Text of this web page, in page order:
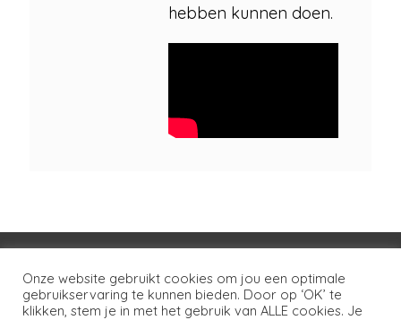
hebben kunnen doen.
Voorwaarden Huisregels
Privacybeleid
Disclaimer
Over LSG Ons netwerk Contact
Onze website gebruikt cookies om jou een optimale
gebruikservaring te kunnen bieden. Door op ‘OK’ te
klikken, stem je in met het gebruik van ALLE cookies. Je